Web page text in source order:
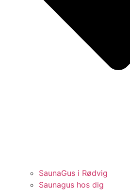
SaunaGus i Rødvig
Saunagus hos dig